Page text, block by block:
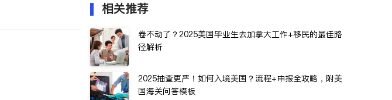
相关推荐
卷不动了？2025美国毕业生去加拿大工作+移民的最佳路
径解析
2025抽查更严！如何入境美国？流程+申报全攻略，附美
国海关问答模板